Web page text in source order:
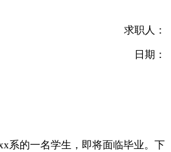
求职人：
日期：
系的一名学生，即将面临毕业。下